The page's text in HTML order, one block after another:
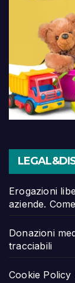
Erogazioni
aziende.
Donazioni
tracciabili
Cookie Policy